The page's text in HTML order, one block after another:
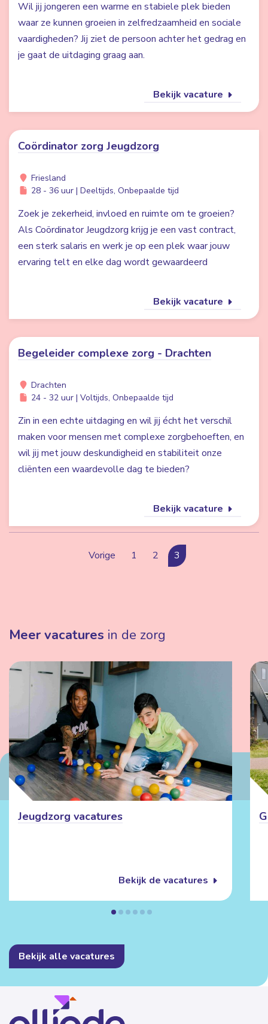
Wil jij jongeren een warme en stabiele plek bieden
waar ze kunnen groeien in zelfredzaamheid en sociale
vaardigheden? Jij ziet de persoon achter het gedrag en
je gaat de uitdaging graag aan.
Bekijk vacature
Coördinator zorg Jeugdzorg
Friesland
28 - 36 uur | Deeltijds, Onbepaalde tijd
Zoek je zekerheid, invloed en ruimte om te groeien?
Als Coördinator Jeugdzorg krijg je een vast contract,
een sterk salaris en werk je op een plek waar jouw
ervaring telt en elke dag wordt gewaardeerd
Bekijk vacature
Begeleider complexe zorg - Drachten
Drachten
24 - 32 uur | Voltijds, Onbepaalde tijd
Zin in een echte uitdaging en wil jij écht het verschil
maken voor mensen met complexe zorgbehoeften, en
wil jij met jouw deskundigheid en stabiliteit onze
cliënten een waardevolle dag te bieden?
Bekijk vacature
Vorige 1 2 3
Meer vacatures in de zorg
Jeugdzorg vacatures
Bekijk de vacatures
Bekijk alle vacatures